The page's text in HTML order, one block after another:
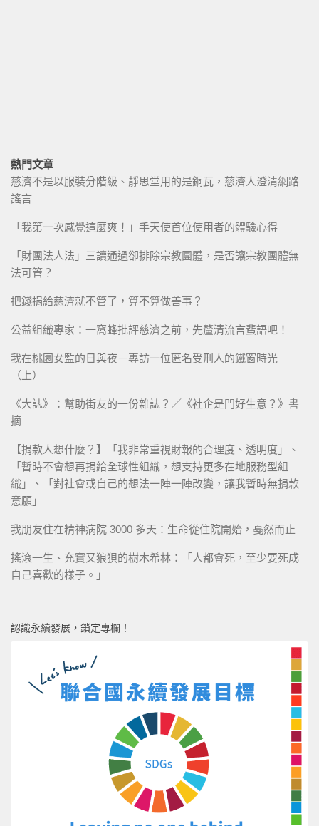
熱門文章
慈濟不是以服裝分階級、靜思堂用的是銅瓦，慈濟人澄清網路
謠言
「我第一次感覺這麼爽！」手天使首位使用者的體驗心得
「財團法人法」三讀通過卻排除宗教團體，是否讓宗教團體無
法可管？
把錢捐給慈濟就不管了，算不算做善事？
公益組織專家：一窩蜂批評慈濟之前，先釐清流言蜚語吧！
我在桃園女監的日與夜－專訪一位匿名受刑人的鐵窗時光
（上）
《大誌》：幫助街友的一份雜誌？／《社企是門好生意？》書
摘
【捐款人想什麼？】「我非常重視財報的合理度、透明度」、
「暫時不會想再捐給全球性組織，想支持更多在地服務型組
織」、「對社會或自己的想法一陣一陣改變，讓我暫時無捐款
意願」
我朋友住在精神病院 3000 多天：生命從住院開始，戞然而止
搖滾一生、充實又狼狽的樹木希林：「人都會死，至少要死成
自己喜歡的樣子。」
認識永續發展，鎖定專欄！